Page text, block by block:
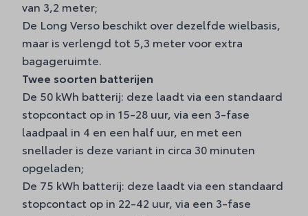
van 3,2 meter;
De Long Verso beschikt over dezelfde wielbasis,
maar is verlengd tot 5,3 meter voor extra
bagageruimte.
Twee soorten batterijen
De 50 kWh batterij: deze laadt via een standaard
stopcontact op in 15-28 uur, via een 3-fase
laadpaal in 4 en een half uur, en met een
snellader is deze variant in circa 30 minuten
opgeladen;
De 75 kWh batterij: deze laadt via een standaard
stopcontact op in 22-42 uur, via een 3-fase